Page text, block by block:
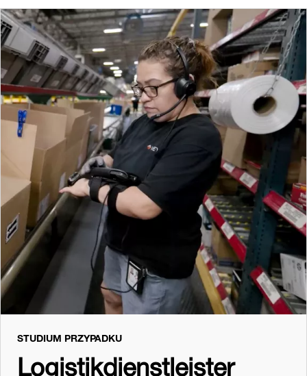
STUDIUM PRZYPADKU
Logistikdienstleister